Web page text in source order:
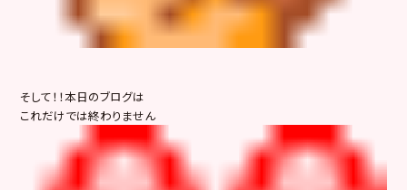
そして！！本日のブログは
これだけでは終わりません